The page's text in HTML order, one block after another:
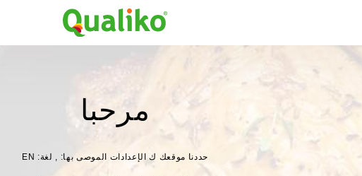
مرحبا
حددنا موقعك ك الإعدادات الموصى بها: , لغة: EN